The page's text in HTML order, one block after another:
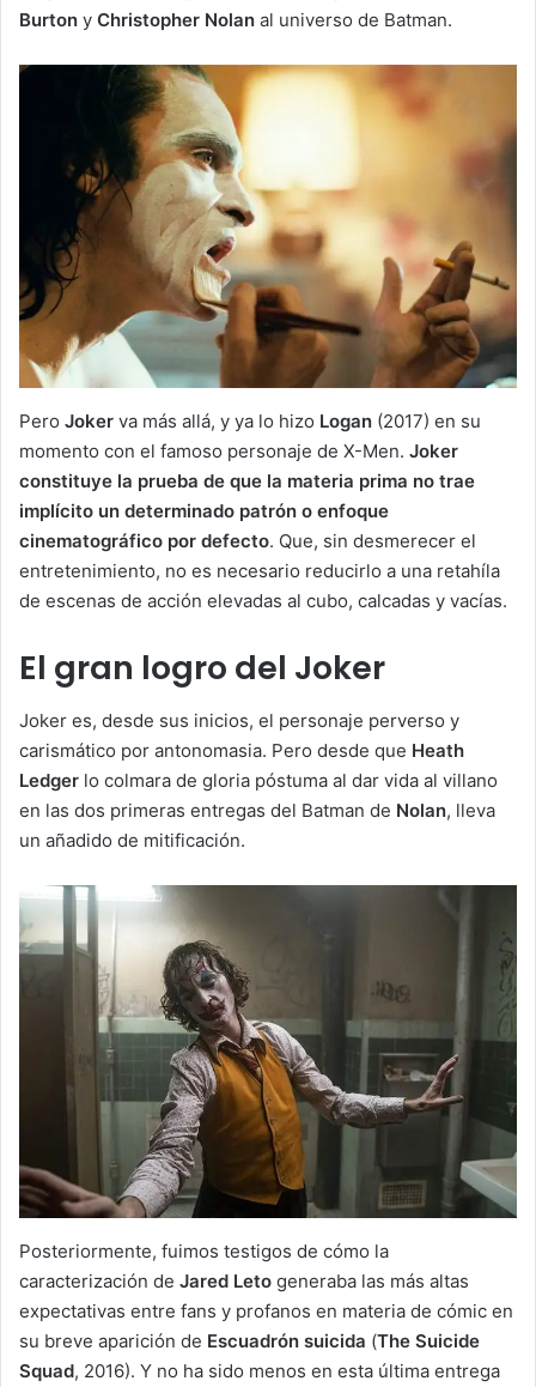
Burton y Christopher Nolan al universo de Batman.
Pero Joker va más allá, y ya lo hizo Logan (2017) en su
momento con el famoso personaje de X-Men. Joker
constituye la prueba de que la materia prima no trae
implícito un determinado patrón o enfoque
cinematográfico por defecto. Que, sin desmerecer el
entretenimiento, no es necesario reducirlo a una retahíla
de escenas de acción elevadas al cubo, calcadas y vacías.
El gran logro del Joker
Joker es, desde sus inicios, el personaje perverso y
carismático por antonomasia. Pero desde que Heath
Ledger lo colmara de gloria póstuma al dar vida al villano
en las dos primeras entregas del Batman de Nolan, lleva
un añadido de mitificación.
Posteriormente, fuimos testigos de cómo la
caracterización de Jared Leto generaba las más altas
expectativas entre fans y profanos en materia de cómic en
su breve aparición de Escuadrón suicida (The Suicide
Squad, 2016). Y no ha sido menos en esta última entrega